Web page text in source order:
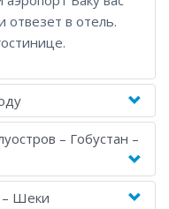
Грузии начинается в
день за днем
Огня – Атешгях,
на запад, маршрут
Затем идет
горы Казбек с
монастырь
следует череда
и Местия. А
отвезет в отель.
– Гобустан –
– Шеки